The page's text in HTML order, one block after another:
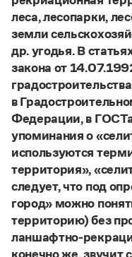
леса, лесопарки,
земли
др. угодья. В
закона от
в
Федерации, в
упоминания о
используются
территория»,
следует, что под
город» можно
территорию) без
ланшафтно-
конечно же, звучит